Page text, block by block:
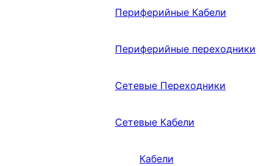
Периферийные Кабели
Периферийные переходники
Сетевые Переходники
Сетевые Кабели
Кабели